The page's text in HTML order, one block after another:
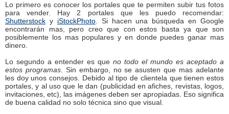
Lo primero es conocer los portales que te permiten subir tus fotos
para vender. Hay 2 portales que les puedo recomendar:
Shutterstock y iStockPhoto. Si hacen una búsqueda en Google
encontrarán mas, pero creo que con estos basta ya que son
posiblemente los mas populares y en donde puedes ganar mas
dinero.
Lo segundo a entender es que no todo el mundo es aceptado a
estos programas. Sin embargo, no se asusten que mas adelante
les doy unos consejos. Debido al tipo de clientela que tienen estos
portales, y al uso que le dan (publicidad en afiches, revistas, logos,
invitaciones, etc), las imágenes deben ser apropiadas. Eso significa
de buena calidad no solo técnica sino que visual.